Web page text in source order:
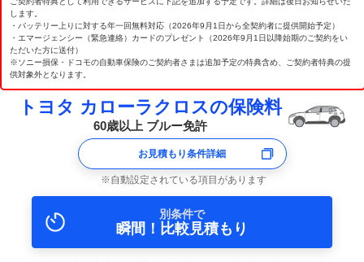
します。
・バッテリー上りに対する年一回無料対応（2026年9月1日から全契約者に提供開始予定）
・エマージェンシー（緊急連絡）カードのプレゼント（2026年9月1日以降始期のご契約をい
ただいた方に送付）
※ソニー損保・ドコモの自動車保険のご契約者さまは追加予定の特典含め、ご契約者特典の提
供対象外となります。
トヨタ カローラクロスの保険料
60歳以上 ブルー免許
お見積もり条件詳細
自動設定されている項目があります
別条件で
瞬間！比較見積もり